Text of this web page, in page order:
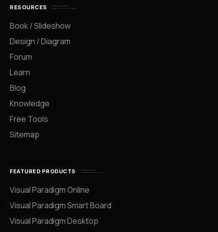
RESOURCES
Book / Slideshow
Design / Diagram
Forum
Learn
Blog
Knowledge
Free Tools
Sitemap
FEATURED PRODUCTS
Visual Paradigm Online
Visual Paradigm Smart Board
Visual Paradigm Desktop